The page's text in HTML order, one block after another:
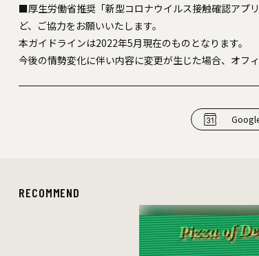
■厚生労働省推奨「新型コロナウイルス接触確認アプ
ど、ご協力をお願いいたします。
本ガイドラインは2022年5月現在のものとなります。
今後の情勢変化に伴い内容に変更が生じた場合、オフ
RECOMMEND